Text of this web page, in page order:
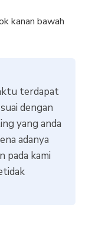
kanan bawah
terdapat
dengan
yang anda
adanya
pada kami